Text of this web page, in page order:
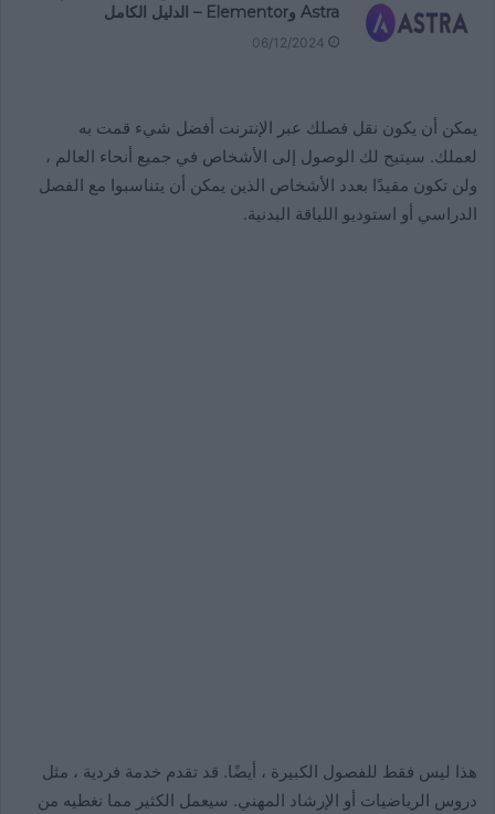
Astra وElementor – الدليل الكامل
06/12/2024
يمكن أن يكون نقل فصلك عبر الإنترنت أفضل شيء قمت به
لعملك. سيتيح لك الوصول إلى الأشخاص في جميع أنحاء العالم ،
ولن تكون مقيدًا بعدد الأشخاص الذين يمكن أن يتناسبوا مع الفصل
الدراسي أو استوديو اللياقة البدنية.
هذا ليس فقط للفصول الكبيرة ، أيضًا. قد تقدم خدمة فردية ، مثل
دروس الرياضيات أو الإرشاد المهني. سيعمل الكثير مما نغطيه من